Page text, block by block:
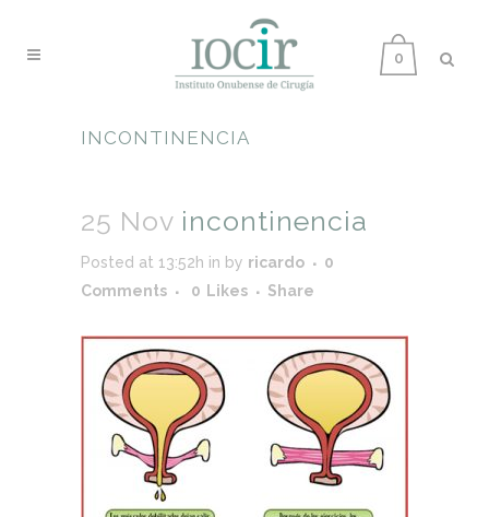
0
INCONTINENCIA
25 Nov incontinencia
Posted at 13:52h in by ricardo
0
Comments
0 Likes Share